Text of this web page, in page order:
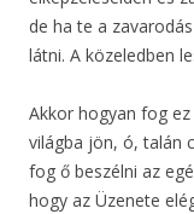
de ha te a
látni. A közeledben
Akkor hogyan fog
világba jön, ó, talán
fog ő beszélni az
hogy az Üzenete